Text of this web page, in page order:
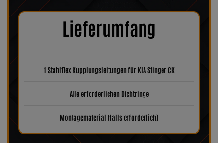
Lieferumfang
1 Stahlflex Kupplungsleitungen für KIA Stinger CK
Alle erforderlichen Dichtringe
Montagematerial (falls erforderlich)